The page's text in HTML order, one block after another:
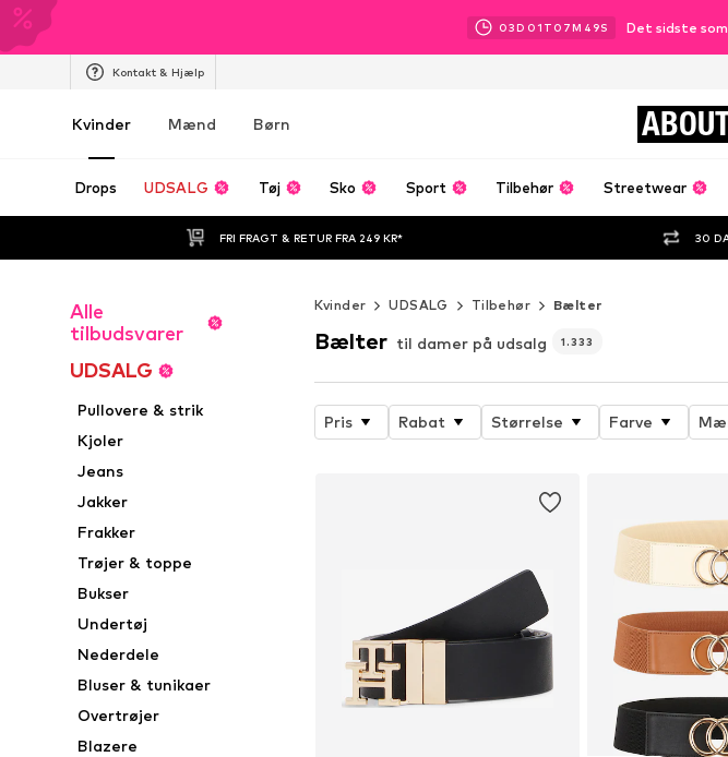
03D 01 T 07M 48S Det sidste
Kontakt & Hjælp
Kvinder Mænd Børn
Drops UDSALG Tøj Sko Sport Tilbehør Streetwear
FRI FRAGT & RETUR FRA 249 KR* 30
Alle
tilbudsvarer
UDSALG
Pullovere & strik
Kjoler
Jeans
Jakker
Frakker
Trøjer & toppe
Bukser
Undertøj
Nederdele
Bluser & tunikaer
Overtrøjer
Blazere
Kvinder UDSALG Tilbehør Bælter
Bælter til damer på udsalg 1.333
Pris Rabat Størrelse Farve